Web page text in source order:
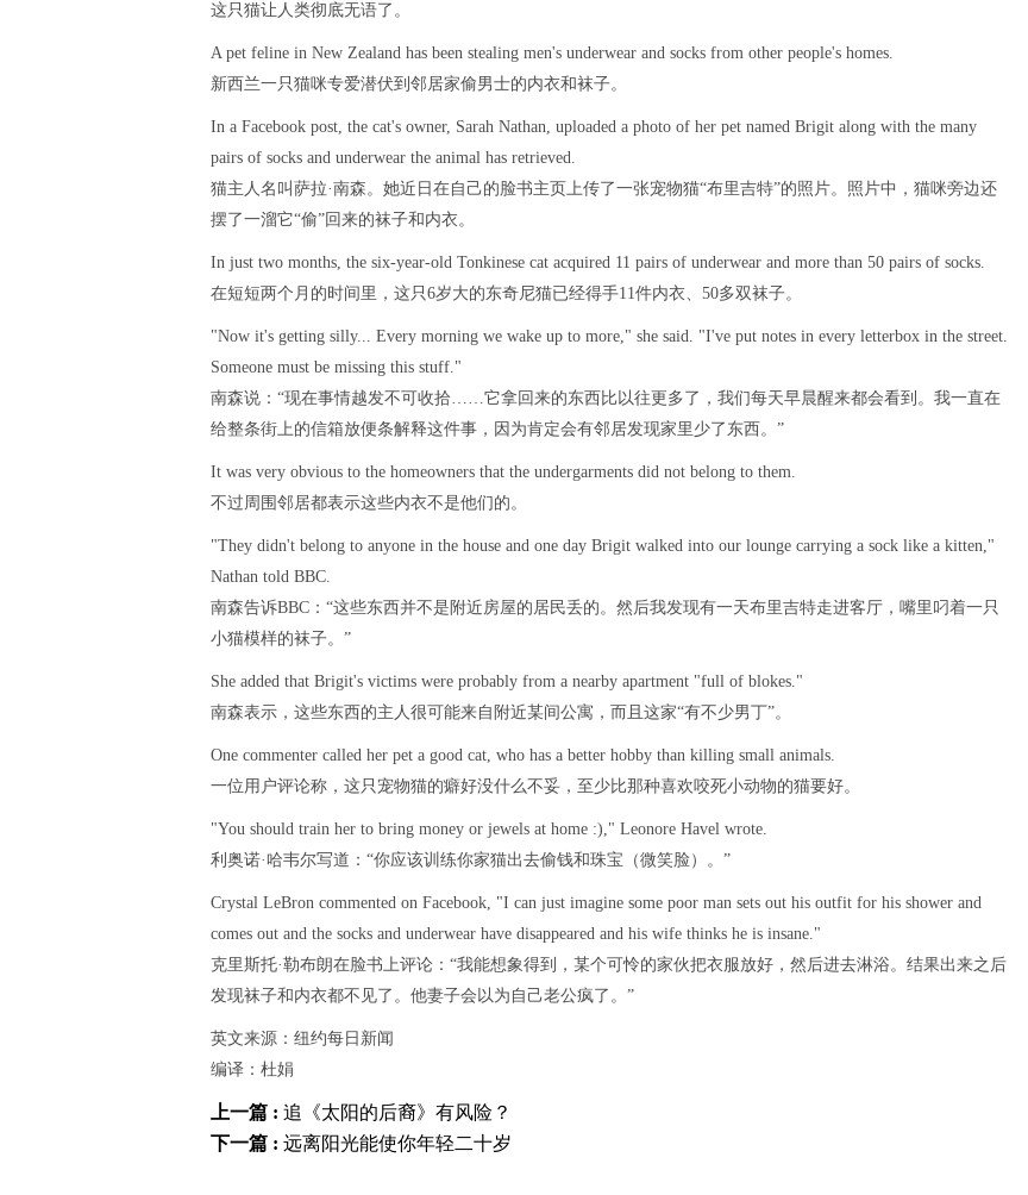
这只猫让人类彻底无语了。
A pet feline in New Zealand has been stealing men's underwear and socks from other people's homes.
新西兰一只猫咪专爱潜伏到邻居家偷男士的内衣和袜子。
In a Facebook post, the cat's owner, Sarah Nathan, uploaded a photo of her pet named Brigit along with the many
pairs of socks and underwear the animal has retrieved.
猫主人名叫萨拉·南森。她近日在自己的脸书主页上传了一张宠物猫“布里吉特”的照片。照片中，猫咪旁边还
摆了一溜它“偷”回来的袜子和内衣。
In just two months, the six-year-old Tonkinese cat acquired 11 pairs of underwear and more than 50 pairs of socks.
在短短两个月的时间里，这只6岁大的东奇尼猫已经得手11件内衣、50多双袜子。
"Now it's getting silly... Every morning we wake up to more," she said. "I've put notes in every letterbox in the street.
Someone must be missing this stuff."
南森说：“现在事情越发不可收拾……它拿回来的东西比以往更多了，我们每天早晨醒来都会看到。我一直在
给整条街上的信箱放便条解释这件事，因为肯定会有邻居发现家里少了东西。”
It was very obvious to the homeowners that the undergarments did not belong to them.
不过周围邻居都表示这些内衣不是他们的。
"They didn't belong to anyone in the house and one day Brigit walked into our lounge carrying a sock like a kitten,"
Nathan told BBC.
南森告诉BBC：“这些东西并不是附近房屋的居民丢的。然后我发现有一天布里吉特走进客厅，嘴里叼着一只
小猫模样的袜子。”
She added that Brigit's victims were probably from a nearby apartment "full of blokes."
南森表示，这些东西的主人很可能来自附近某间公寓，而且这家“有不少男丁”。
One commenter called her pet a good cat, who has a better hobby than killing small animals.
一位用户评论称，这只宠物猫的癖好没什么不妥，至少比那种喜欢咬死小动物的猫要好。
"You should train her to bring money or jewels at home :)," Leonore Havel wrote.
利奥诺·哈韦尔写道：“你应该训练你家猫出去偷钱和珠宝（微笑脸）。”
Crystal LeBron commented on Facebook, "I can just imagine some poor man sets out his outfit for his shower and
comes out and the socks and underwear have disappeared and his wife thinks he is insane."
克里斯托·勒布朗在脸书上评论：“我能想象得到，某个可怜的家伙把衣服放好，然后进去淋浴。结果出来之后
发现袜子和内衣都不见了。他妻子会以为自己老公疯了。”
英文来源：纽约每日新闻
编译：杜娟
上一篇 : 追《太阳的后裔》有风险？
下一篇 : 远离阳光能使你年轻二十岁